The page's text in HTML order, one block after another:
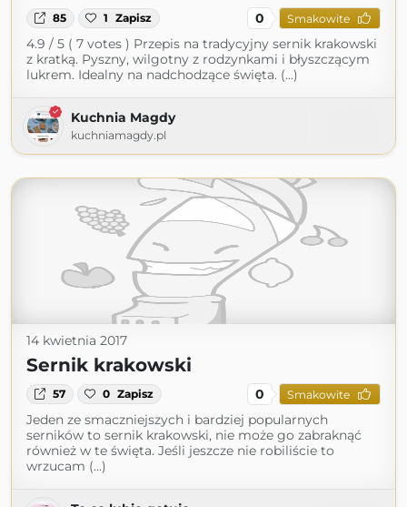
85 1 Zapisz 0 Smakowite
4.9 / 5 ( 7 votes ) Przepis na tradycyjny sernik krakowski
z kratką. Pyszny, wilgotny z rodzynkami i błyszczącym
lukrem. Idealny na nadchodzące święta. (...)
Kuchnia Magdy
kuchniamagdy.pl
14 kwietnia 2017
Sernik krakowski
57 0 Zapisz 0 Smakowite
Jeden ze smaczniejszych i bardziej popularnych
serników to sernik krakowski, nie może go zabraknąć
również w te święta. Jeśli jeszcze nie robiliście to
wrzucam (...)